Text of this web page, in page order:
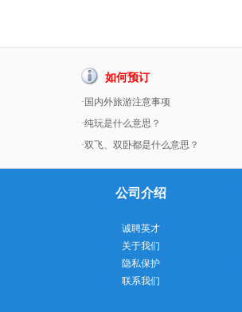
如何预订
·国内外旅游注意事项
·纯玩是什么意思？
·双飞、双卧都是什么意思？
公司介绍
诚聘英才
关于我们
隐私保护
联系我们